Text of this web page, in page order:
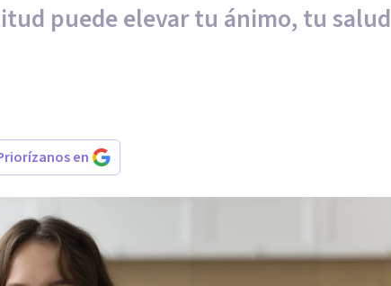
puede elevar tu ánimo, tu salud
en